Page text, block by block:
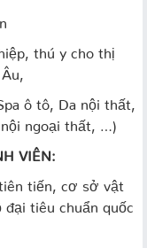
y cho thị
Da nội thất,
ngoại thất, …)
VIÊN:
tiến, cơ sở vật
đại tiêu chuẩn quốc